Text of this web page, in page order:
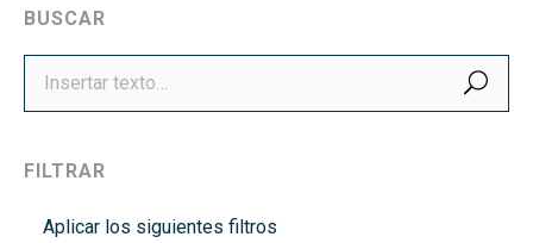
BUSCAR
FILTRAR
Aplicar los siguientes filtros